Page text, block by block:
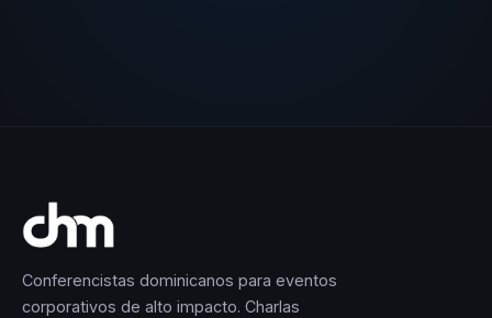
Conferencistas dominicanos para eventos
corporativos de alto impacto. Charlas